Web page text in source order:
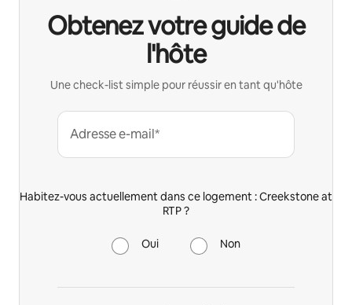
Obtenez votre guide de
l'hôte
Une check-list simple pour réussir en tant qu'hôte
Adresse e-mail*
Habitez-vous actuellement dans ce logement : Creekstone at
RTP ?
Oui Non